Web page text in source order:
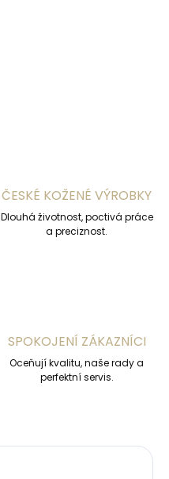
ČESKÉ KOŽENÉ VÝROBKY
Dlouhá životnost, poctivá práce
a preciznost.
SPOKOJENÍ ZÁKAZNÍCI
Oceňují kvalitu, naše rady a
perfektní servis.